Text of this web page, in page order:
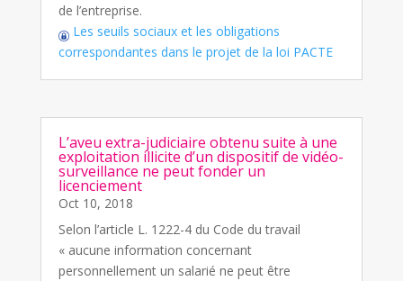
de l’entreprise.
Les seuils sociaux et les obligations
correspondantes dans le projet de la loi PACTE
L’aveu extra-judiciaire obtenu suite à une
exploitation illicite d’un dispositif de vidéo-
surveillance ne peut fonder un
licenciement
Oct 10, 2018
Selon l’article L. 1222-4 du Code du travail
« aucune information concernant
personnellement un salarié ne peut être